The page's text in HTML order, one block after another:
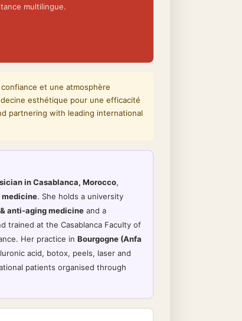
multilingue.
et une atmosphère
esthétique pour une efficacité
partnering with leading international
in Casablanca, Morocco,
. She holds a university
anti-aging medicine and a
trained at the Casablanca Faculty of
Her practice in Bourgogne (Anfa
acid, botox, peels, laser and
patients organised through